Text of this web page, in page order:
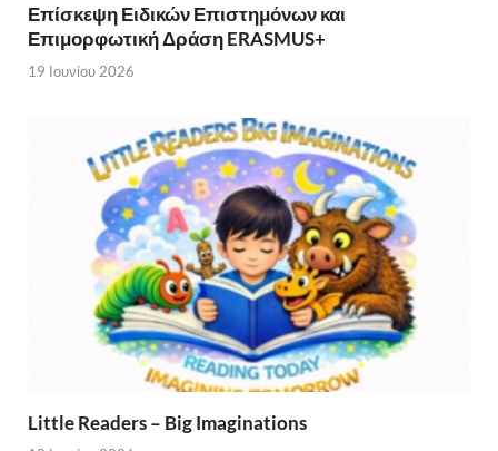
Επίσκεψη Ειδικών Επιστημόνων και
Επιμορφωτική Δράση ERASMUS+
19 Ιουνίου 2026
Little Readers – Big Imaginations